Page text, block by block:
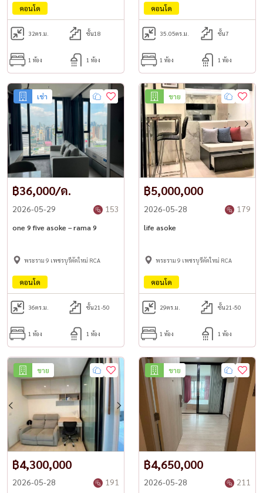
คอนโด
32ตร.ม. ชั้น18
1 ห้อง 1 ห้อง
คอนโด
35.05ตร.ม. ชั้น7
1 ห้อง 1 ห้อง
เช่า
฿36,000/ด.
2026-05-29 153
one 9 five asoke – rama 9
พระราม 9 เพชรบุรีตัดใหม่ RCA
คอนโด
36ตร.ม. ชั้น21-50
1 ห้อง 1 ห้อง
ขาย
฿5,000,000
2026-05-28 179
life asoke
พระราม 9 เพชรบุรีตัดใหม่ RCA
คอนโด
29ตร.ม. ชั้น21-50
1 ห้อง 1 ห้อง
ขาย
฿4,300,000
2026-05-28 191
ขาย
฿4,650,000
2026-05-28 211